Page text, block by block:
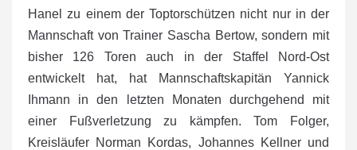
Hanel zu einem der Toptorschützen nicht nur in der
Mannschaft von Trainer Sascha Bertow, sondern mit
bisher 126 Toren auch in der Staffel Nord-Ost
entwickelt hat, hat Mannschaftskapitän Yannick
Ihmann in den letzten Monaten durchgehend mit
einer Fußverletzung zu kämpfen. Tom Folger,
Kreisläufer Norman Kordas, Johannes Kellner und